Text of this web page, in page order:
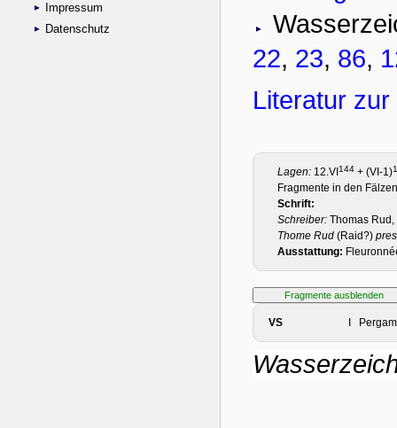
Impressum
Datenschutz